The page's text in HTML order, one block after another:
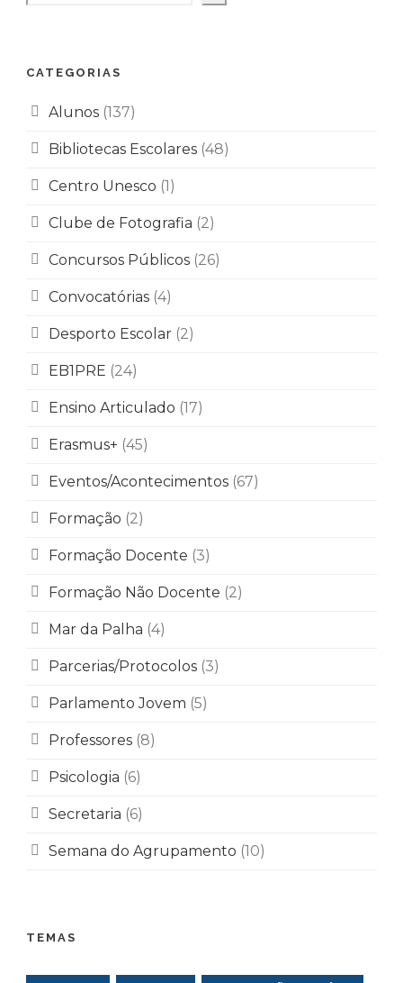
CATEGORIAS
Alunos (137)
Bibliotecas Escolares (48)
Centro Unesco (1)
Clube de Fotografia (2)
Concursos Públicos (26)
Convocatórias (4)
Desporto Escolar (2)
EB1PRE (24)
Ensino Articulado (17)
Erasmus+ (45)
Eventos/Acontecimentos (67)
Formação (2)
Formação Docente (3)
Formação Não Docente (2)
Mar da Palha (4)
Parcerias/Protocolos (3)
Parlamento Jovem (5)
Professores (8)
Psicologia (6)
Secretaria (6)
Semana do Agrupamento (10)
TEMAS